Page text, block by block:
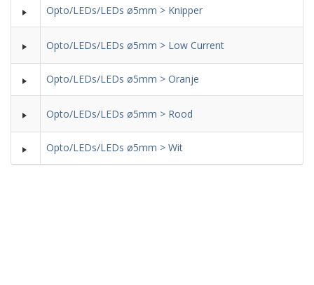
Opto/LEDs/LEDs ø5mm > Knipper
Opto/LEDs/LEDs ø5mm > Low Current
Opto/LEDs/LEDs ø5mm > Oranje
Opto/LEDs/LEDs ø5mm > Rood
Opto/LEDs/LEDs ø5mm > Wit